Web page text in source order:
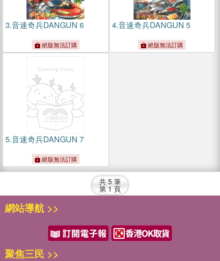
3.音速奇兵DANGUN 6
絕版無法訂購
4.音速奇兵DANGUN 5
絕版無法訂購
5.音速奇兵DANGUN 7
絕版無法訂購
共 5 筆
第 1 頁
網站導航 >>
聚焦三民 >>